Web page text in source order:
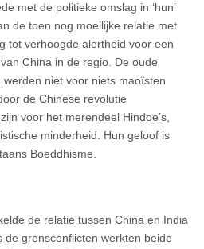
met de politieke omslag in ‘hun’
de toen nog moeilijke relatie met
tot verhoogde alertheid voor een
China in de regio. De oude
niet voor niets maoïsten
de Chinese revolutie
voor het merendeel Hindoe’s,
minderheid. Hun geloof is
Boeddhisme.
de relatie tussen China en India
de grensconflicten werkten beide